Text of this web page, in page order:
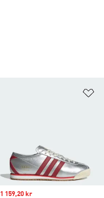
Sale price
1 159,20 kr